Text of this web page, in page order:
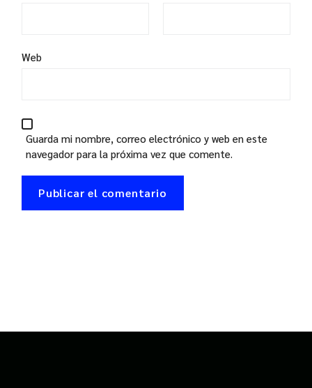
Web
Guarda mi nombre, correo electrónico y web en este
navegador para la próxima vez que comente.